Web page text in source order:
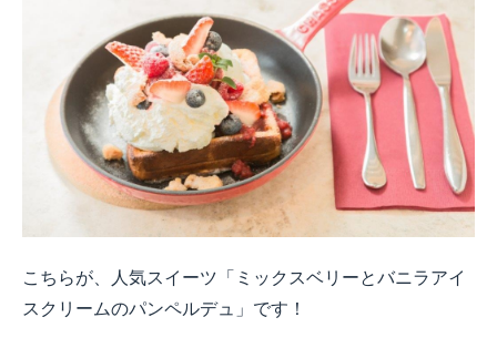
こちらが、人気スイーツ「ミックスベリーとバニラアイ
スクリームのパンペルデュ」です！